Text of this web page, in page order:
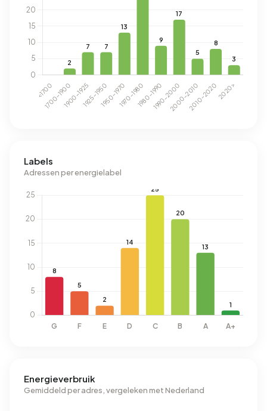
Labels
Adressen per energielabel
Energieverbruik
Gemiddeld per adres, vergeleken met Nederland